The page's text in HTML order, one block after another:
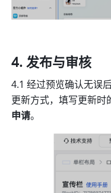
发布与审核
4.1 经过预览确认无误
更新方式，填写更新
申请。